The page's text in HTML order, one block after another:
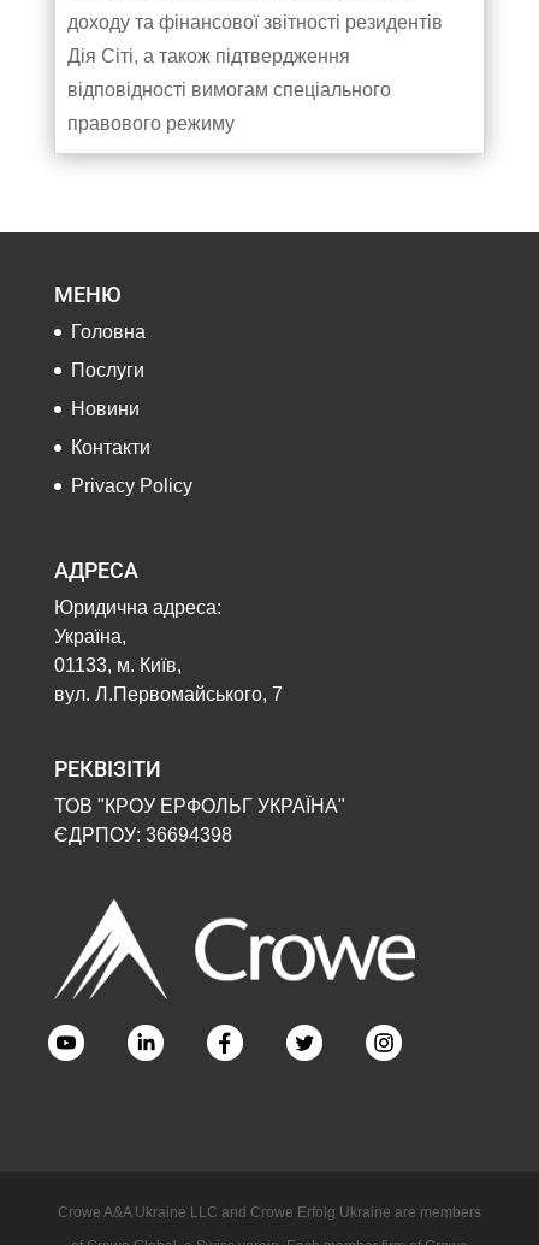
доходу та фінансової звітності резидентів
Дія Сіті, а також підтвердження
відповідності вимогам спеціального
правового режиму
МЕНЮ
Головна
Послуги
Новини
Контакти
Privacy Policy
АДРЕСА
Юридична адреса:
Україна,
01133, м. Київ,
вул. Л.Первомайського, 7
РЕКВІЗІТИ
ТОВ "КРОУ ЕРФОЛЬГ УКРАЇНА"
ЄДРПОУ: 36694398
Crowe A&A Ukraine LLC and Crowe Erfolg Ukraine are members